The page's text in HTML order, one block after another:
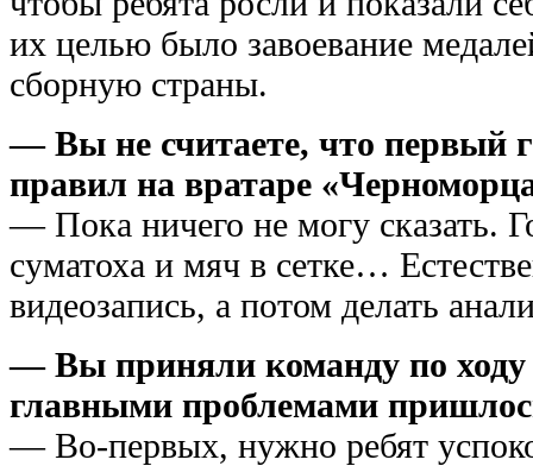
их целью было завоевание
сборную страны.
— Вы не считаете, что первый
правил на вратаре
— Пока ничего не могу сказать.
суматоха и мяч в сетке…
видеозапись, а потом делать
— Вы приняли команду по ходу
главными проблемами
— Во-первых, нужно ребят